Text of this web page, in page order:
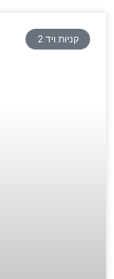
קניות ויד 2